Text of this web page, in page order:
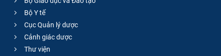
Bộ Y tế
Cục Quản lý dược
Cảnh giác dược
Thư viện